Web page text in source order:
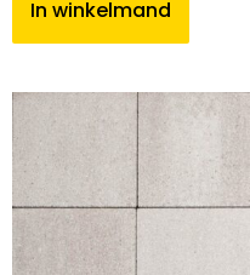
In winkelmand